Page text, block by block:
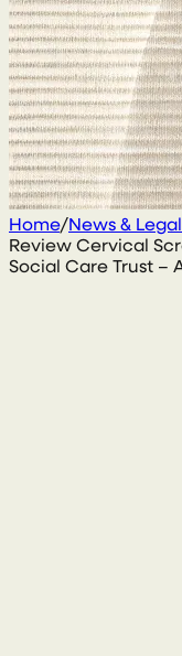
Home/News &
Review Cervical
Social Care Trust –